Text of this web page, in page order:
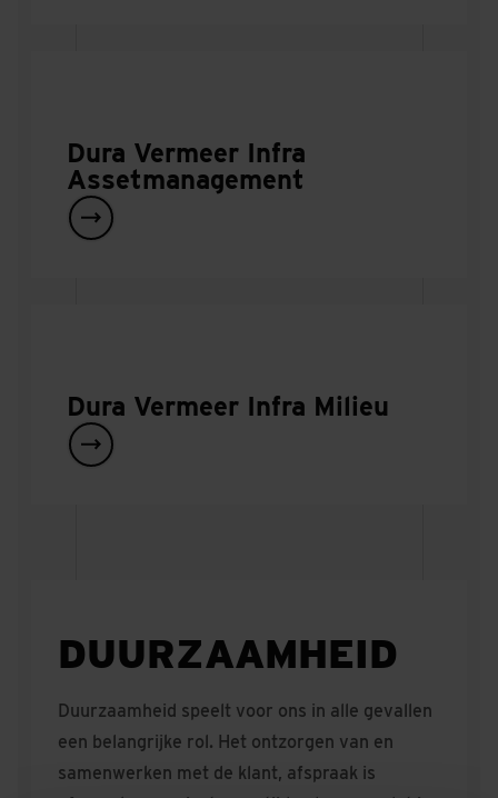
Dura Vermeer Infra
Assetmanagement
Dura Vermeer Infra Milieu
DUURZAAMHEID
Duurzaamheid speelt voor ons in alle gevallen
een belangrijke rol. Het ontzorgen van en
samenwerken met de klant, afspraak is